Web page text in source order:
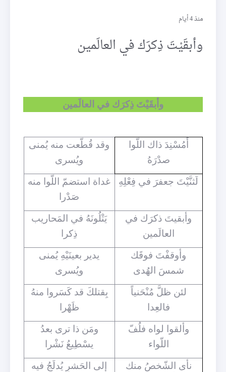
منذ 4 أيام
وأبقَيْتَ ذِكرَك في العالَمين
وأبقَيْتَ ذِكرَك في العالَمين
أَمُسْنِدَ ذاك اللّوا
صدْرَهُ
وقد قُطّعت منه يُمنى
ويُسرى
لَثنَّيْتَ جعفرَ في فِعْلِهِ
غداة استضمّ اللّوا منه
صَدْرا
وأبقيتَ ذكرَك في
العالَمين
يَتْلُونَهُ في المَحاريب
ذِكرا
وأوقفْتَ فوقَك
شمسَ الهُدى
يدير بعينَيْهِ يُمنى
ويُسرى
لئن ظلَّ مُنْحَنياً
فالعِدا
بِقتلكَ قد كَسَروا منهُ
ظَهْرا
وألقوا لواه فلُفّ
اللّواء
ومَن ذا ترى بعدُ
يسْطِيعُ نَشْرا
نأى الشّخصُ منك
إلى الحَشرِ يُدلَجُ فيه